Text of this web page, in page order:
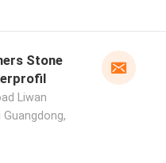
Stone
Liwan